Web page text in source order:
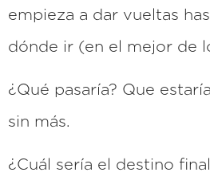
empieza a dar vueltas
dónde ir (en el mejor de
¿Qué pasaría? Que
sin más.
¿Cuál sería el destino